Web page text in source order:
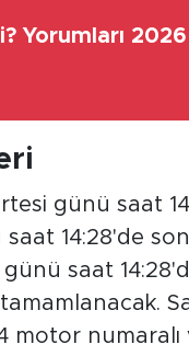
Yorumları 2026
günü saat
14:28'de
saat
motor numaralı